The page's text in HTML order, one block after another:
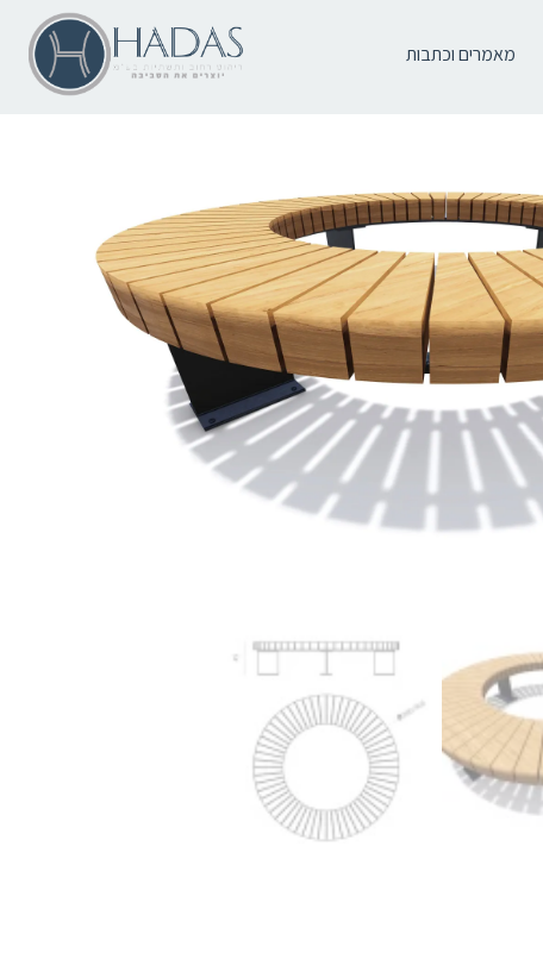
מאמרים וכתבות